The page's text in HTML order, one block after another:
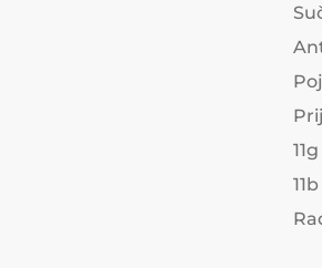
11g
11b